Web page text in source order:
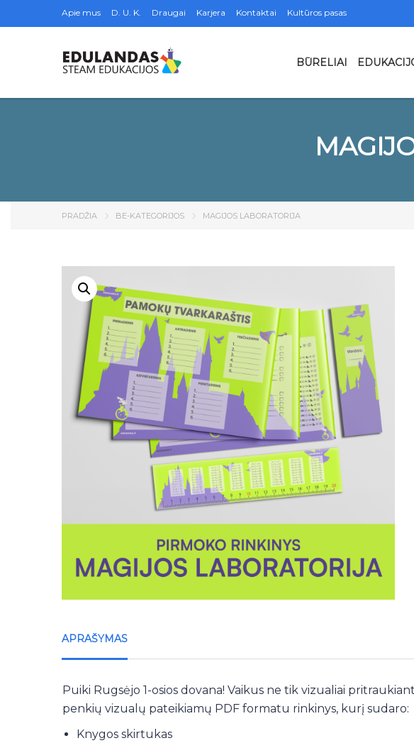
Apie mus D. U. K. Draugai Karjera Kontaktai Kultūros pasas
BŪRELIAI
PRADŽIA BE-KATEGORIJOS MAGIJOS LABORATORIJA
APRAŠYMAS
Puiki Rugsėjo 1-osios dovana! Vaikus ne tik vizualiai
penkių vizualų pateikiamų PDF formatu rinkinys, kurį sudaro:
Knygos skirtukas